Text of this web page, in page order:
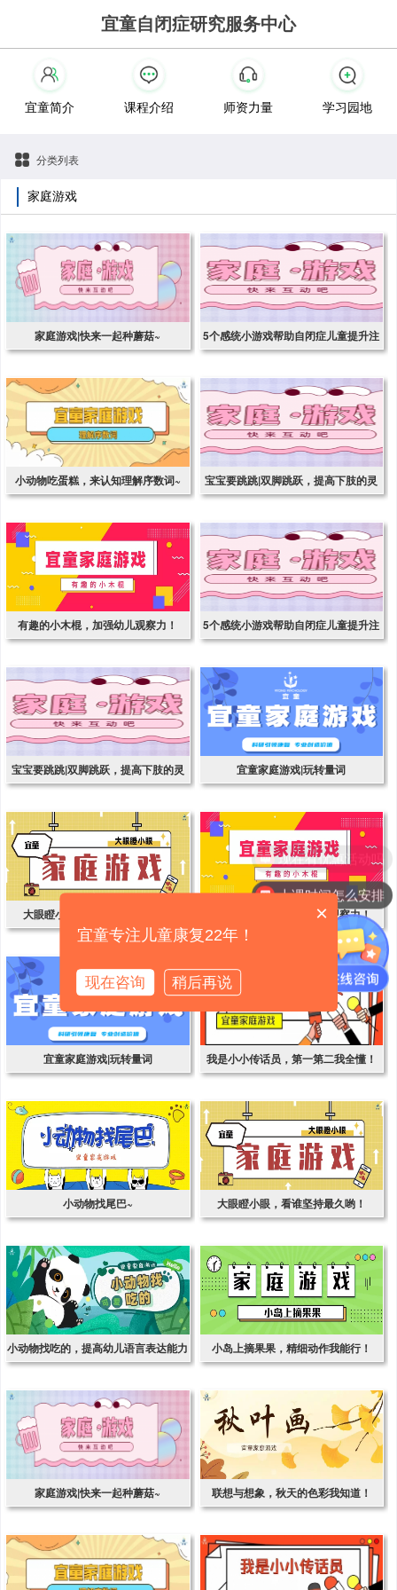
宜童自闭症研究服务中心
宜童简介 课程介绍 师资力量 学习园地
分类列表
家庭游戏
家庭游戏|快来一起种蘑菇~
5个感统小游戏帮助自闭症儿童提升注
小动物吃蛋糕，来认知理解序数词~
宝宝要跳跳|双脚跳跃，提高下肢的灵
有趣的小木棍，加强幼儿观察力！
5个感统小游戏帮助自闭症儿童提升注
宝宝要跳跳|双脚跳跃，提高下肢的灵
宜童家庭游戏|玩转量词
大眼瞪小眼，看谁坚持最久哟！ 有趣的小木棍，加强幼儿观察力！
宜童家庭游戏|玩转量词 我是小小传话员，第一第二我全懂！
小动物找尾巴~ 大眼瞪小眼，看谁坚持最久哟！
小动物找吃的，提高幼儿语言表达能力 小岛上摘果果，精细动作我能行！
家庭游戏|快来一起种蘑菇~ 联想与想象，秋天的色彩我知道！
上课时间怎么安排
现在有优惠活动吗
×
宜童专注儿童康复22年！
现在咨询 稍后再说